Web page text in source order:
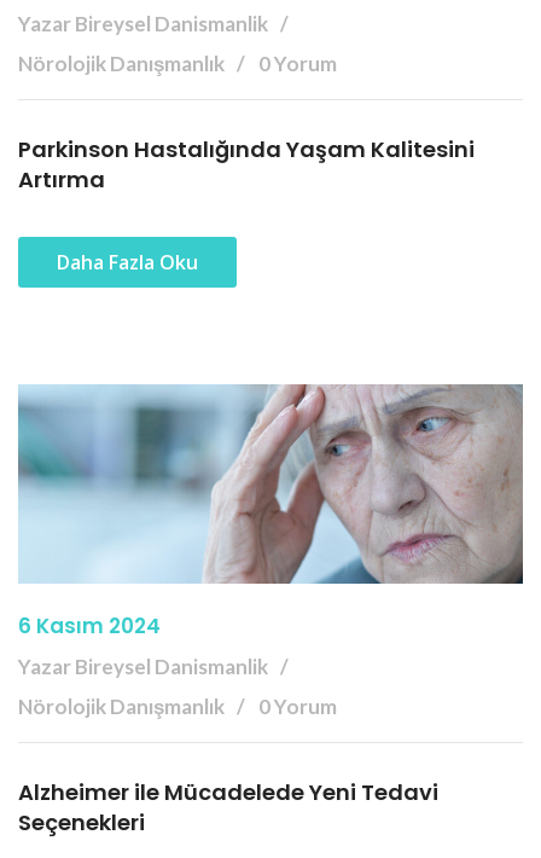
Yazar Bireysel Danismanlik
Nörolojik Danışmanlık
0 Yorum
Parkinson Hastalığında Yaşam Kalitesini
Artırma
Daha Fazla Oku
6 Kasım 2024
Yazar Bireysel Danismanlik
Nörolojik Danışmanlık
0 Yorum
Alzheimer ile Mücadelede Yeni Tedavi
Seçenekleri